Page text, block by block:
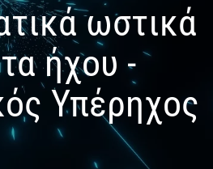
ωστικά
ήχου -
Υπέρηχος